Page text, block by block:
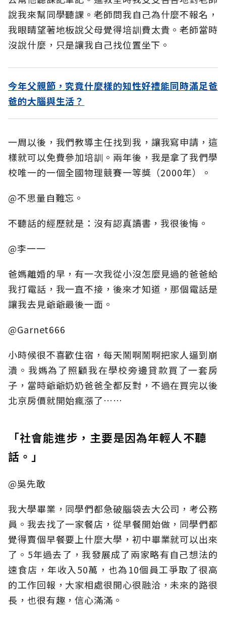
說我來幫同學聽課。老師問我自己為什麼不報名，
我眼睛望著地板說父母覺得培訓費太貴。老師當時
沒說什麼，只是讓我自己找位置坐下。
今年父親節，究竟什麼樣的知性好禮能同時滿足爸
爸的大腦與生活？
一周以後，我們教導主任找到我，讓我寫申請，這
樣就可以免費參加培訓。兩年後，我是拿了我們學
校唯一的一個全國物理競賽一等獎（2000年）。
@不思量自難忘。
不聽話的經歷就是：沒有認真讀書，我很後悔。
@李一一
爸媽離婚的早，有一次我從小沒怎麼見過的爸爸給
我打電話，我一直不接，後來才知道，那個電話是
讓我去見爺爺最後一面。
@Garnet666
小時候很不喜歡住宿，每天鬧啊鬧啊把家人逼到崩
潰。我媽為了照顧我在學校旁邊貸款買了一套房
子，當時爺爺奶奶爸爸全都反對，不過在買完以後
北京房價就開始瘋漲了……
「社會能進步，主要是因為年輕人不聽
話。」
@吳先敢
我大學畢業，同學們都急破腦袋去大公司，考公務
員。我去找了一家餐店，從早餐開始做，同學們都
覺得賣個早餐要上什麼大學，初中畢業就可以出來
了。5年過去了，我發展成了兩家略有自己想法的
速食店，年收入50萬，也為10個員工爭取了很高
的工作回報，大家相處很開心很融洽，未來的路很
長，也很有趣，信心滿滿。